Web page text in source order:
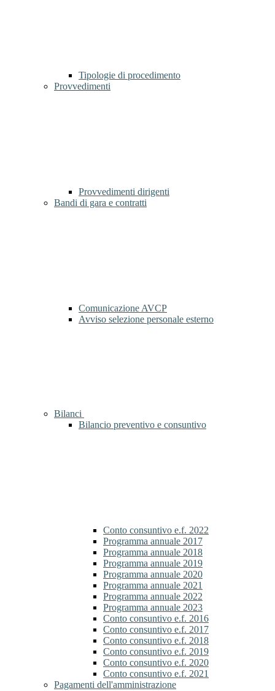
Tipologie di procedimento
Provvedimenti
Provvedimenti dirigenti
Bandi di gara e contratti
Comunicazione AVCP
Avviso selezione personale esterno
Bilanci
Bilancio preventivo e consuntivo
Conto consuntivo e.f. 2022
Programma annuale 2017
Programma annuale 2018
Programma annuale 2019
Programma annuale 2020
Programma annuale 2021
Programma annuale 2022
Programma annuale 2023
Conto consuntivo e.f. 2016
Conto consuntivo e.f. 2017
Conto consuntivo e.f. 2018
Conto consuntivo e.f. 2019
Conto consuntivo e.f. 2020
Conto consuntivo e.f. 2021
Pagamenti dell'amministrazione